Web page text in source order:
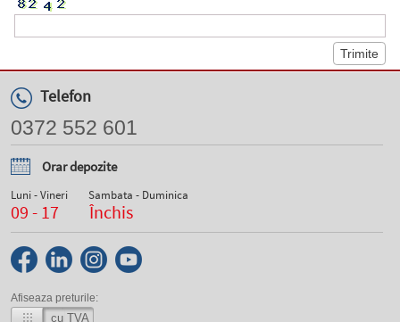
Telefon
0372 552 601
Orar depozite
Luni - Vineri
09 - 17
Sambata - Duminica
Închis
Afiseaza preturile:
cu TVA